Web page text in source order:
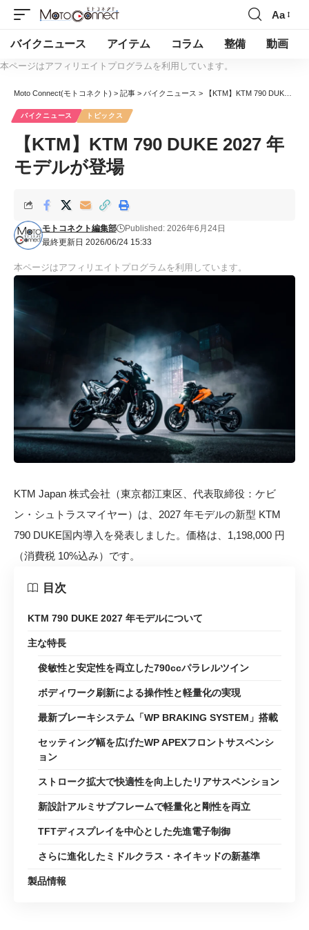
Aa
バイクニュース アイテム コラム 整備 動画
本ページはアフィリエイトプログラムを利用しています。
Moto Connect(モトコネクト) > 記事 > バイクニュース > 【KTM】KTM 790 DUKE 2027 年モデルが登場
バイクニュース トピックス
【KTM】KTM 790 DUKE 2027 年
モデルが登場
最終更新日 2026/06/24 15:33
モトコネクト編集部 Published: 2026年6月24日
本ページはアフィリエイトプログラムを利用しています。
KTM Japan 株式会社（東京都江東区、代表取締役：ケビ
ン・シュトラスマイヤー）は、2027 年モデルの新型 KTM
790 DUKE国内導入を発表しました。価格は、1,198,000 円
（消費税 10%込み）です。
目次
KTM 790 DUKE 2027 年モデルについて
主な特長
俊敏性と安定性を両立した790ccパラレルツイン
ボディワーク刷新による操作性と軽量化の実現
最新ブレーキシステム「WP BRAKING SYSTEM」搭載
セッティング幅を広げたWP APEXフロントサスペンシ
ョン
ストローク拡大で快適性を向上したリアサスペンション
新設計アルミサブフレームで軽量化と剛性を両立
TFTディスプレイを中心とした先進電子制御
さらに進化したミドルクラス・ネイキッドの新基準
製品情報